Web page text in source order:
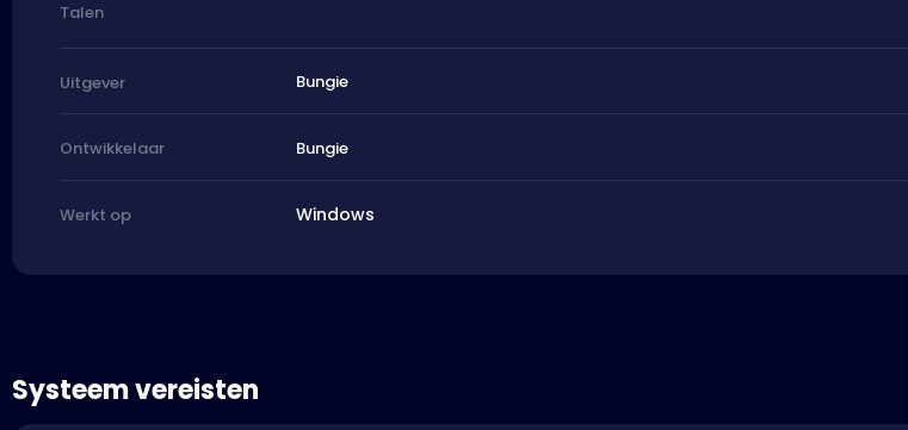
Talen
Uitgever Bungie
Ontwikkelaar Bungie
Werkt op Windows
Systeem vereisten